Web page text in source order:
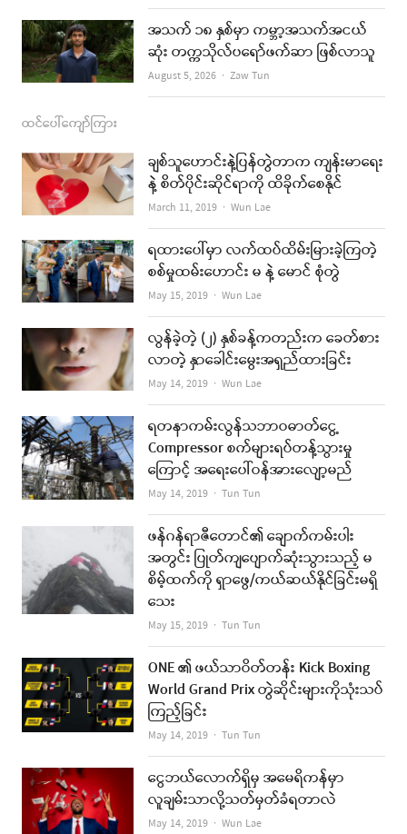
အသက် ၁၈ နှစ်မှာ ကမ္ဘာ့အသက်အငယ်
ဆုံး တက္ကသိုလ်ပရော်ဖက်ဆာ ဖြစ်လာသူ
August 5, 2026 Author
Zaw Tun
ထင်ပေါ်ကျော်ကြား
ချစ်သူဟောင်းနဲ့ပြန်တွဲတာက ကျန်းမာရေး
နဲ့ စိတ်ပိုင်းဆိုင်ရာကို ထိခိုက်စေနိုင်
March 11, 2019 Author
Wun Lae
ရထားပေါ်မှာ လက်ထပ်ထိမ်းမြားခဲ့ကြတဲ့
စစ်မှုထမ်းဟောင်း မ နဲ့ မောင် စုံတွဲ
May 15, 2019 Author
Wun Lae
လွန်ခဲ့တဲ့ (၂) နှစ်ခန့်ကတည်းက ခေတ်စား
လာတဲ့ နှာခေါင်းမွေးအရှည်ထားခြင်း
May 14, 2019 Author
Wun Lae
ရတနာကမ်းလွန်သဘာဝဓာတ်ငွေ့
Compressor စက်များရပ်တန့်သွားမှု
ကြောင့် အရေးပေါ်ဝန်အားလျော့မည်
May 14, 2019 Author
Tun Tun
ဖန်ဂန်ရာဇီတောင်၏ ချောက်ကမ်းပါး
အတွင်း ပြုတ်ကျပျောက်ဆုံးသွားသည့် မ
စိမ့်ထက်ကို ရှာဖွေ/ကယ်ဆယ်နိုင်ခြင်းမရှိ
သေး
May 15, 2019 Author
Tun Tun
ONE ၏ ဖယ်သာဝိတ်တန်း Kick Boxing
World Grand Prix တွဲဆိုင်းများကိုသုံးသပ်
ကြည့်ခြင်း
May 14, 2019 Author
Tun Tun
ငွေဘယ်လောက်ရှိမှ အမေရိကန်မှာ
လူချမ်းသာလို့သတ်မှတ်ခံရတာလဲ
May 14, 2019 Author
Wun Lae